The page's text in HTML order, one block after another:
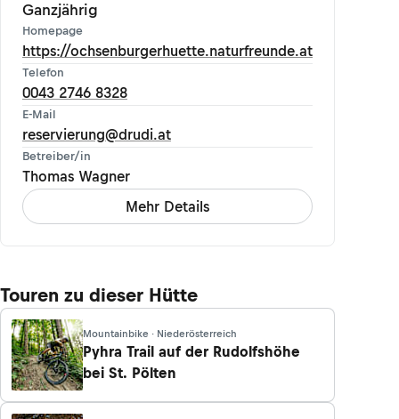
Ganzjährig
Homepage
https://ochsenburgerhuette.naturfreunde.at
Telefon
0043 2746 8328
E-Mail
reservierung@drudi.at
Betreiber/in
Thomas Wagner
Mehr Details
Touren zu dieser Hütte
Mountainbike · Niederösterreich
Pyhra Trail auf der Rudolfshöhe
bei St. Pölten